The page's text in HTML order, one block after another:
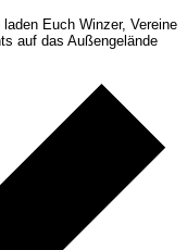
Euch Winzer, Vereine
auf das Außengelände